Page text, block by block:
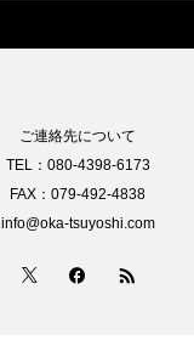
ご連絡先について
TEL：080-4398-6173
FAX：079-492-4838
info@oka-tsuyoshi.com